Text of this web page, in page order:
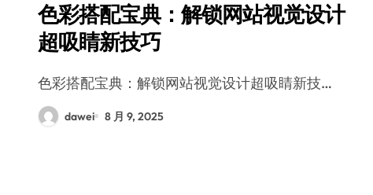
数据驱动创新：科技赋能传媒增长
云安全护航传媒数据新趋势
色彩搭配宝典：解锁网站视觉设计
超吸睛新技巧
色彩搭配宝典：解锁网站视觉设计超吸睛新技…
dawei 8 月 9, 2025